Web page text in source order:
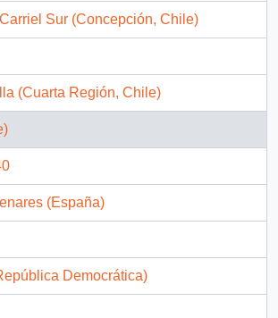
Sur (Concepción, Chile)
(Cuarta Región, Chile)
(España)
Democrática)